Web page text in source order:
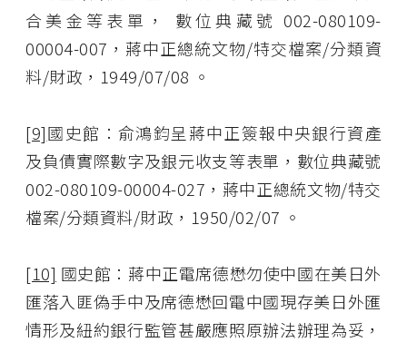
合美金等表單， 數位典藏號 002-080109-
00004-007，蔣中正總統文物/特交檔案/分類資
料/財政，1949/07/08 。
[9]國史館：俞鴻鈞呈蔣中正簽報中央銀行資產
及負債實際數字及銀元收支等表單，數位典藏號
002-080109-00004-027，蔣中正總統文物/特交
檔案/分類資料/財政，1950/02/07 。
[10] 國史館：蔣中正電席德懋勿使中國在美日外
匯落入匪偽手中及席德懋回電中國現存美日外匯
情形及紐約銀行監管甚嚴應照原辦法辦理為妥，